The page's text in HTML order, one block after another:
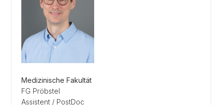
Medizinische Fakultät
FG Pröbstel
Assistent / PostDoc